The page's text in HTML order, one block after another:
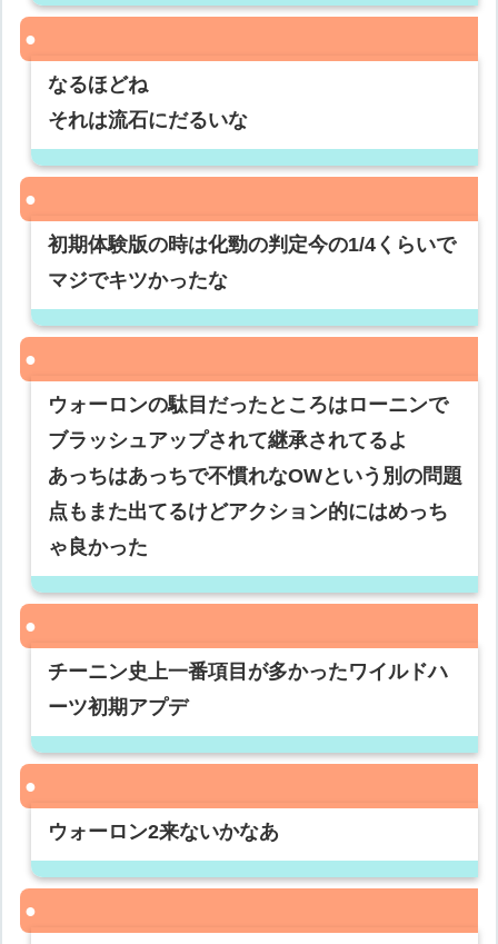
なるほどね
それは流石にだるいな
初期体験版の時は化勁の判定今の1/4くらいで
マジでキツかったな
ウォーロンの駄目だったところはローニンで
ブラッシュアップされて継承されてるよ
あっちはあっちで不慣れなOWという別の問題
点もまた出てるけどアクション的にはめっち
ゃ良かった
チーニン史上一番項目が多かったワイルドハ
ーツ初期アプデ
ウォーロン2来ないかなあ